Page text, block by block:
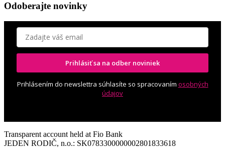
Odoberajte novinky
Prihlásiť sa na odber noviniek
Prihlásením do newslettra súhlasíte so spracovaním osobných
údajov
Transparent account held at Fio Bank
JEDEN RODIČ, n.o.: SK0783300000002801833618